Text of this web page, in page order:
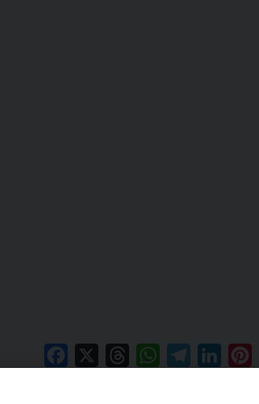
Facebook ThreadsWhatsAppTelegram